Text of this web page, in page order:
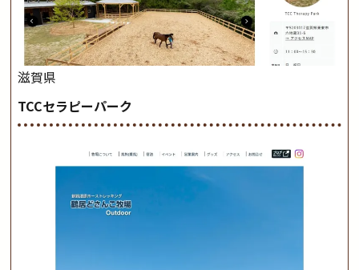
滋賀県
TCCセラピーパーク